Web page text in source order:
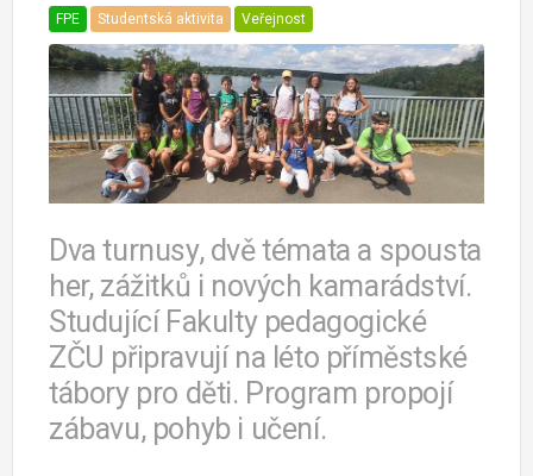
FPE Studentská aktivita Veřejnost
Dva turnusy, dvě témata a spousta
her, zážitků i nových kamarádství.
Studující Fakulty pedagogické
ZČU připravují na léto příměstské
tábory pro děti. Program propojí
zábavu, pohyb i učení.